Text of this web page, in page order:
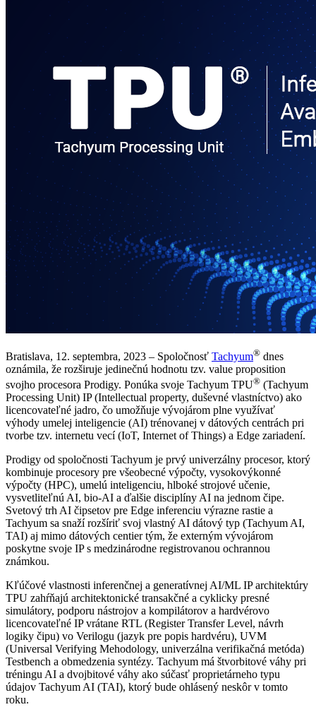
Bratislava, 12. septembra, 2023 – Spoločnosť Tachyum® dnes
oznámila, že rozširuje jedinečnú hodnotu tzv. value proposition
svojho procesora Prodigy. Ponúka svoje Tachyum TPU® (Tachyum
Processing Unit) IP (Intellectual property, duševné vlastníctvo) ako
licencovateľné jadro, čo umožňuje vývojárom plne využívať
výhody umelej inteligencie (AI) trénovanej v dátových centrách pri
tvorbe tzv. internetu vecí (IoT, Internet of Things) a Edge zariadení.
Prodigy od spoločnosti Tachyum je prvý univerzálny procesor, ktorý
kombinuje procesory pre všeobecné výpočty, vysokovýkonné
výpočty (HPC), umelú inteligenciu, hlboké strojové učenie,
vysvetliteľnú AI, bio-AI a ďalšie disciplíny AI na jednom čipe.
Svetový trh AI čipsetov pre Edge inferenciu výrazne rastie a
Tachyum sa snaží rozšíriť svoj vlastný AI dátový typ (Tachyum AI,
TAI) aj mimo dátových centier tým, že externým vývojárom
poskytne svoje IP s medzinárodne registrovanou ochrannou
známkou.
Kľúčové vlastnosti inferenčnej a generatívnej AI/ML IP architektúry
TPU zahŕňajú architektonické transakčné a cyklicky presné
simulátory, podporu nástrojov a kompilátorov a hardvérovo
licencovateľné IP vrátane RTL (Register Transfer Level, návrh
logiky čipu) vo Verilogu (jazyk pre popis hardvéru), UVM
(Universal Verifying Mehodology, univerzálna verifikačná metóda)
Testbench a obmedzenia syntézy. Tachyum má štvorbitové váhy pri
tréningu AI a dvojbitové váhy ako súčasť proprietárneho typu
údajov Tachyum AI (TAI), ktorý bude ohlásený neskôr v tomto
roku.